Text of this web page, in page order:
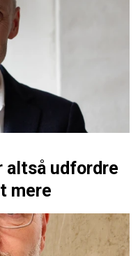
altså udfordre
mere